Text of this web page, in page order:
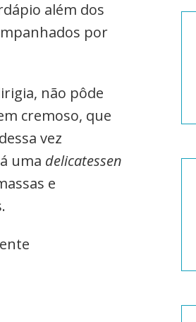
além dos
por
não pôde
cremoso, que
vez
uma delicatessen
e